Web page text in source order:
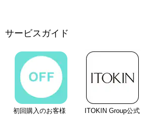
サービスガイド
初回購入のお客様
ITOKIN Group公式